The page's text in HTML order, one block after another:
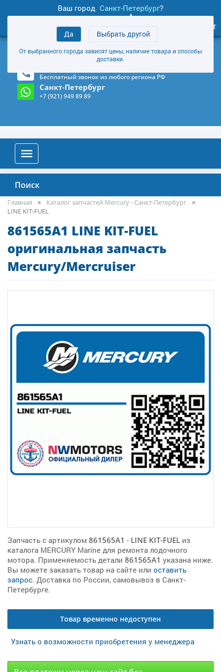
Ваш город Санкт-Петербург?
Да Выбрать другой
От выбранного города зависят цены, наличие товара и способы
доставки.
товаров
Личный кабинет
+7 (921) 949 89 89
Магазин и склад в Санкт-Петербурге (Карта)
Бесплатный звонок из любого региона РФ
Санкт-Петербург
+7 (921) 949 89 89
Поиск
Главная
Каталог запчастей Mercury - Санкт-Петербург
LINE KIT-FUEL
861565A1 LINE KIT-FUEL
оригинальная запчасть
Mercury/Mercruiser
Запчасть с артикулом 861565A1 - LINE KIT-FUEL из
каталога MERCURY Marine для ремонта лодочного
мотора. Применяемость детали 861565A1 указана ниже.
Вы можете заказать товар на сайте или оставить
запрос. Доставка по России, самовывоз в Санкт-
Петербурге.
Товар временно недоступен
Узнать о возможности приобретения у менеджера